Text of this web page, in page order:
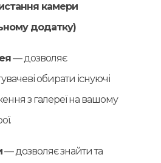
камери
додатку)
— дозволяє
обирати існуючі
з галереї на вашому
— дозволяє знайти та